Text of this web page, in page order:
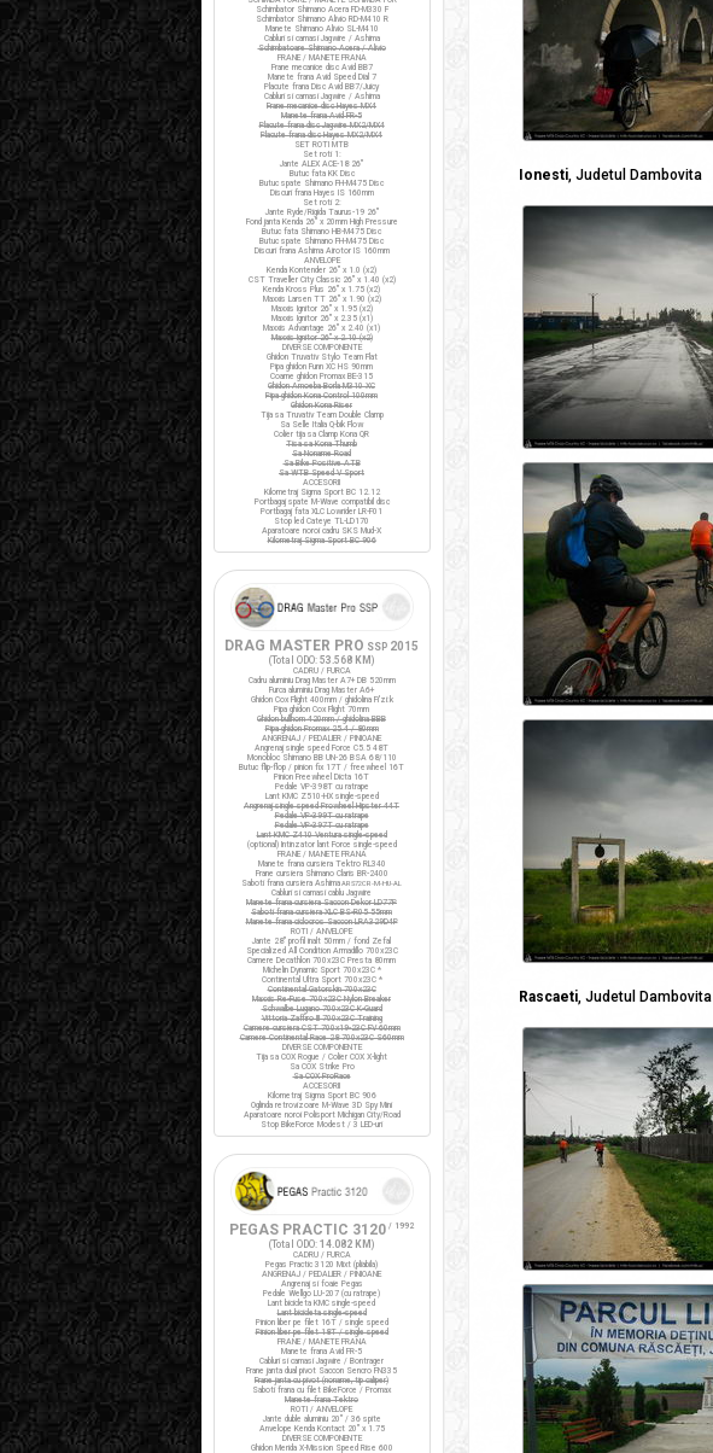
Ionesti, Judetul Dambovita
Rascaeti, Judetul Dambovita
Schimbator Shimano Acera FD-M330 F
Schimbator Shimano Alivio RD-M410 R
Manete Shimano Alivio SL-M410
Cabluri si camasi Jagwire / Ashima
Schimbatoare Shimano Acera / Alivio
FRANE / MANETE FRANA
Frane mecanice disc Avid BB7
Manete frana Avid Speed Dial 7
Placute frana Disc Avid BB7/Juicy
Cabluri si camasi Jagwire / Ashima
Frane mecanice disc Hayes MX4
Manete frana Avid FR-5
Placute frana disc Jagwire MX2/MX4
Placute frana disc Hayes MX2/MX4
SET ROTI MTB
Set roti 1:
Jante ALEX ACE-18 26"
Butuc fata KK Disc
Butuc spate Shimano FH-M475 Disc
Discuri frana Hayes IS 160mm
Set roti 2:
Jante Ryde/Rigida Taurus-19 26"
Fond janta Kenda 26" x 20mm High Pressure
Butuc fata Shimano HB-M475 Disc
Butuc spate Shimano FH-M475 Disc
Discuri frana Ashima Airotor IS 160mm
ANVELOPE
Kenda Kontender 26" x 1.0 (x2)
CST Traveller City Classic 26" x 1.40 (x2)
Kenda Kross Plus 26" x 1.75 (x2)
Maxxis Larsen TT 26" x 1.90 (x2)
Maxxis Ignitor 26" x 1.95 (x2)
Maxxis Ignitor 26" x 2.35 (x1)
Maxxis Advantage 26" x 2.40 (x1)
Maxxis Ignitor 26" x 2.10 (x2)
DIVERSE COMPONENTE
Ghidon Truvativ Stylo Team Flat
Pipa ghidon Funn XC HS 90mm
Coarne ghidon Promax BE-315
Ghidon Amoeba Borla M310 XC
Pipa ghidon Kona Control 100mm
Ghidon Kona Riser
Tija sa Truvativ Team Double Clamp
Sa Selle Italia Q-bik Flow
Colier tija sa Clamp Kona QR
Tisa sa Kona Thumb
Sa Noname Road
Sa Bike Positive ATB
Sa WTB Speed V Sport
ACCESORII
Kilometraj Sigma Sport BC 12.12
Portbagaj spate M-Wave compatibil disc
Portbagaj fata XLC Lowrider LR-F01
Stop led Cateye TL-LD170
Aparatoare noroi cadru SKS Mud-X
Kilometraj Sigma Sport BC 906
DRAG MASTER PRO SSP 2015
(Total ODO: 53.568 KM )
CADRU / FURCA
Cadru aluminiu Drag Master A7+ DB 520mm
Furca aluminiu Drag Master A6+
Ghidon Cox Flight 400mm / ghidolina Fi'zi:k
Pipa ghidon Cox Flight 70mm
Ghidon bullhorn 420mm / ghidolina BBB
Pipa ghidon Promax 25.4 / 80mm
ANGRENAJ / PEDALIER / PINIOANE
Angrenaj single speed Force C5.5 48T
Monobloc Shimano BB UN-26 BSA 68/110
Butuc flip-flop / pinion fix 17T / freewheel 16T
Pinion Freewheel Dicta 16T
Pedale VP-398T cu ratrape
Lant KMC Z510-HX single-speed
Angrenaj single speed Prowheel Hipster 44T
Pedale VP-399T cu ratrape
Pedale VP-397T cu ratrape
Lant KMC Z410 Ventura single-speed
(optional) Intinzator lant Force single-speed
FRANE / MANETE FRANA
Manete frana cursiera Tektro RL340
Frane cursiera Shimano Claris BR-2400
Saboti frana cursiera AshimaARS72CR-M-HU-AL
Cabluri si camasi cablu Jagwire
Manete frana cursiera Saccon Dekor LD77P
Saboti frana cursiera XLC BS-R05 55mm
Manete frana ciclocros Saccon LRA329D4P
ROTI / ANVELOPE
Jante 28" profil inalt 50mm / fond Zefal
Specialized All Condition Armadillo 700x23C
Camere Decathlon 700x23C Presta 80mm
Michelin Dynamic Sport 700x23C *
Continental Ultra Sport 700x23C *
Continental Gatorskin 700x23C
Maxxis Re-Fuse 700x23C Nylon Breaker
Schwalbe Lugano 700x23C K-Guard
Vittoria Zaffiro III 700x23C Training
Camere cursiera CST 700x19-23C FV 60mm
Camere Continental Race 28 700x23C S60mm
DIVERSE COMPONENTE
Tija sa COX Rogue / Colier COX X-light
Sa COX Strike Pro
Sa COX ProRace
ACCESORII
Kilometraj Sigma Sport BC 906
Oglinda retrovizoare M-Wave 3D Spy Mini
Aparatoare noroi Polisport Michigan City/Road
Stop BikeForce Modest / 3 LED-uri
PEGAS PRACTIC 3120 / 1992
(Total ODO: 14.082 KM )
CADRU / FURCA
Pegas Practic 3120 Mixt (pliabila)
ANGRENAJ / PEDALIER / PINIOANE
Angrenaj si foaie Pegas
Pedale Wellgo LU-207 (cu ratrape)
Lant bicicleta KMC single-speed
Lant bicicleta single-speed
Pinion liber pe filet 16T / single speed
Pinion liber pe filet 18T / single speed
FRANE / MANETE FRANA
Manete frana Avid FR-5
Cabluri si camasi Jagwire / Bontrager
Frane janta dual pivot Saccon Sencro FN335
Frane janta cu pivot (noname, tip caliper)
Saboti frana cu filet BikeForce / Promax
Manete frana Tektro
ROTI / ANVELOPE
Jante duble aluminiu 20" / 36 spite
Anvelope Kenda Kontact 20" x 1.75
DIVERSE COMPONENTE
Ghidon Merida X-Mission Speed Rise 600